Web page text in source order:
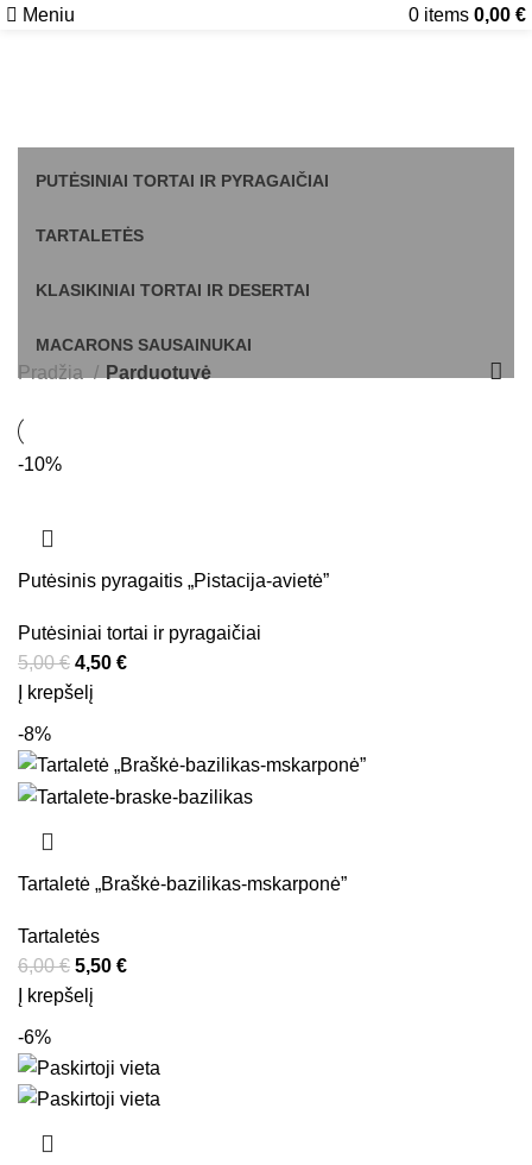
Meniu 0 items 0,00 €
PUTĖSINIAI TORTAI IR PYRAGAIČIAI
TARTALETĖS
KLASIKINIAI TORTAI IR DESERTAI
MACARONS SAUSAINUKAI
Pradžia Parduotuvė
-10%
Putėsinis pyragaitis „Pistacija-avietė”
Putėsiniai tortai ir pyragaičiai
5,00€ Original price was: 5,00 €.
4,50 €
Į krepšelį
-8%
Tartaletė „Braškė-bazilikas-mskarponė”
Tartaletės
6,00€ Original price was: 6,00 €.
5,50 €
Į krepšelį
-6%